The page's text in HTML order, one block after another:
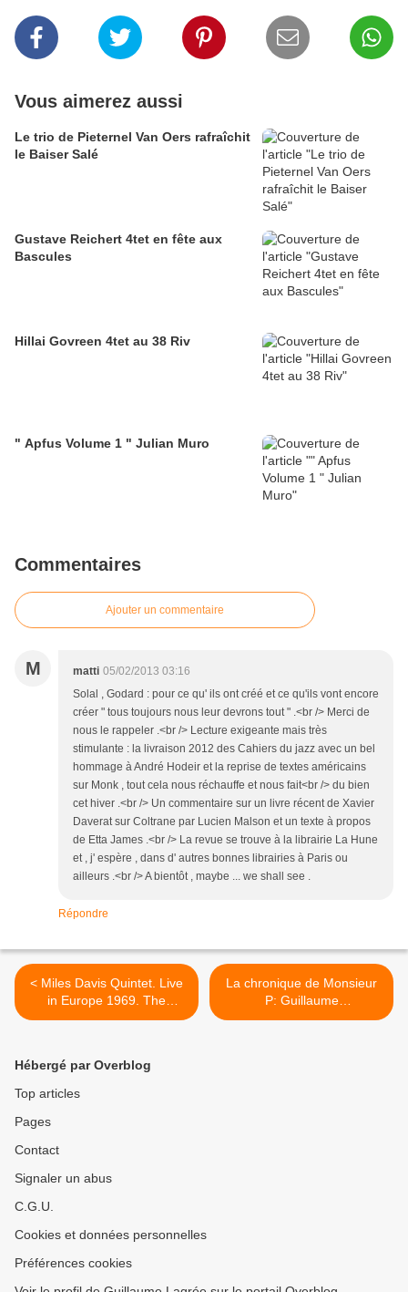
Vous aimerez aussi
Le trio de Pieternel Van Oers rafraîchit
le Baiser Salé
Gustave Reichert 4tet en fête aux
Bascules
Hillai Govreen 4tet au 38 Riv
" Apfus Volume 1 " Julian Muro
Commentaires
Ajouter un commentaire
M matti 05/02/2013 03:16
Solal , Godard : pour ce qu' ils ont créé et ce qu'ils vont encore
créer " tous toujours nous leur devrons tout " .<br /> Merci de
nous le rappeler .<br /> Lecture exigeante mais très
stimulante : la livraison 2012 des Cahiers du jazz avec un bel
hommage à André Hodeir et la reprise de textes américains
sur Monk , tout cela nous réchauffe et nous fait<br /> du bien
cet hiver .<br /> Un commentaire sur un livre récent de Xavier
Daverat sur Coltrane par Lucien Malson et un texte à propos
de Etta James .<br /> La revue se trouve à la librairie La Hune
et , j' espère , dans d' autres bonnes librairies à Paris ou
ailleurs .<br /> A bientôt , maybe ... we shall see .
Répondre
< Miles Davis Quintet. Live
in Europe 1969. The
Bootleg Series. Vol.2
La chronique de Monsieur
P: Guillaume
Séguron/Lionel
Hébergé par Overblog
Top articles
Pages
Contact
Signaler un abus
C.G.U.
Cookies et données personnelles
Préférences cookies